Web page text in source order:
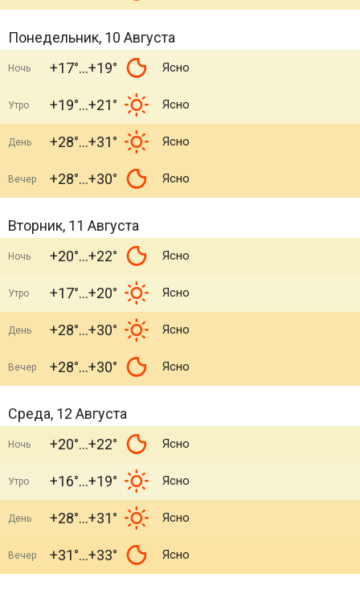
Понедельник, 10 Августа
Ночь +17° +19° Ясно
Утро +19° +21° Ясно
День +28° +31° Ясно
Вечер +28° +30° Ясно
Вторник, 11 Августа
Ночь +20° +22° Ясно
Утро +17° +20° Ясно
День +28° +30° Ясно
Вечер +28° +30° Ясно
Среда, 12 Августа
Ночь +20° +22° Ясно
Утро +16° +19° Ясно
День +28° +31° Ясно
Вечер +31° +33° Ясно